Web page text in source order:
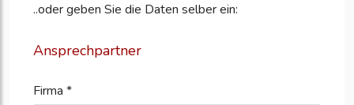
..oder geben Sie die Daten selber ein:
Ansprechpartner
Firma *